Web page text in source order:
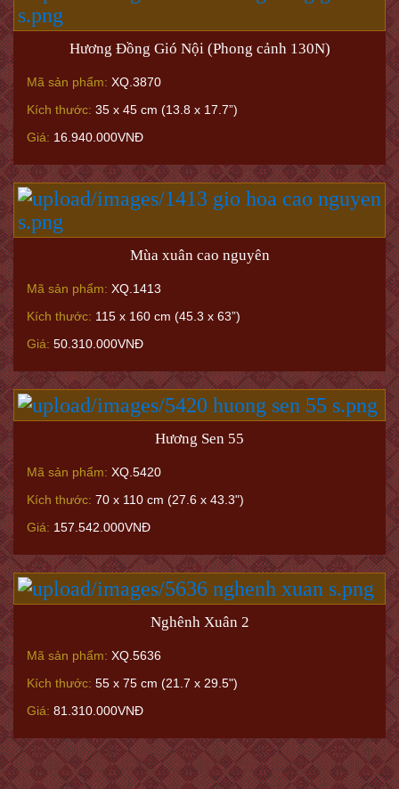
Hương Đồng Gió Nội (Phong cảnh 130N)
Mã sản phẩm: XQ.3870
Kích thước: 35 x 45 cm (13.8 x 17.7”)
Giá: 16.940.000VNĐ
Mùa xuân cao nguyên
Mã sản phẩm: XQ.1413
Kích thước: 115 x 160 cm (45.3 x 63”)
Giá: 50.310.000VNĐ
Hương Sen 55
Mã sản phẩm: XQ.5420
Kích thước: 70 x 110 cm (27.6 x 43.3")
Giá: 157.542.000VNĐ
Nghênh Xuân 2
Mã sản phẩm: XQ.5636
Kích thước: 55 x 75 cm (21.7 x 29.5")
Giá: 81.310.000VNĐ